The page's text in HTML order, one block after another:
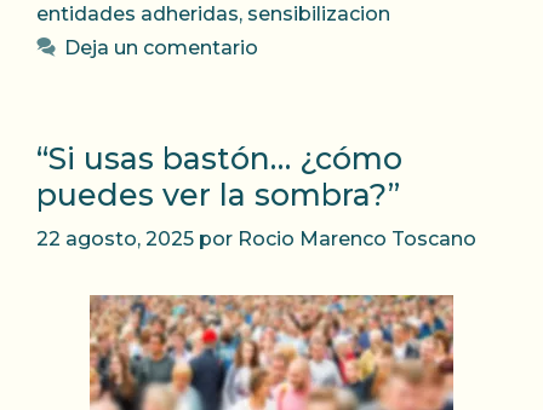
entidades adheridas, sensibilizacion
Deja un comentario
“Si usas bastón… ¿cómo
puedes ver la sombra?”
22 agosto, 2025 por Rocio Marenco Toscano